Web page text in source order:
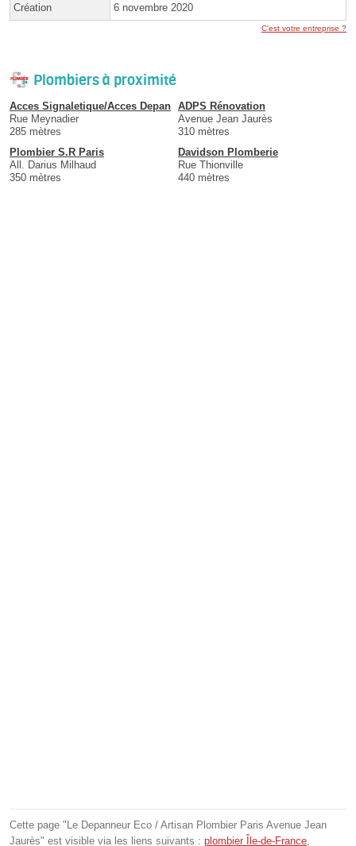
Création 6 novembre 2020
C'est votre entreprise ?
Plombiers à proximité
Acces Signaletique/Acces Depan
Rue Meynadier
285 mètres
ADPS Rénovation
Avenue Jean Jaurès
310 mètres
Plombier S.R Paris
All. Darius Milhaud
350 mètres
Davidson Plomberie
Rue Thionville
440 mètres
Cette page "Le Depanneur Eco / Artisan Plombier Paris Avenue Jean
Jaurès" est visible via les liens suivants : plombier Île-de-France